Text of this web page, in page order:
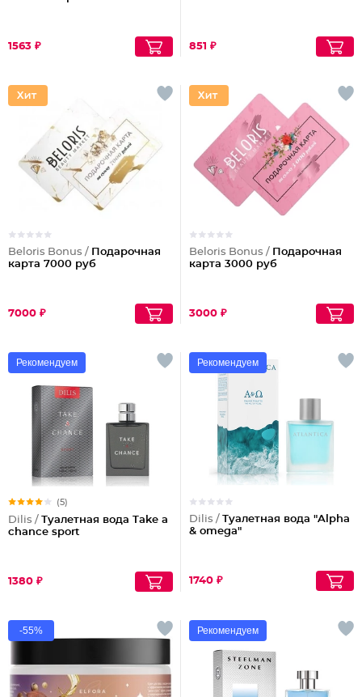
1563 ₽ 851 ₽
Beloris Bonus / Подарочная
карта 7000 руб
7000 ₽
Beloris Bonus / Подарочная
карта 3000 руб
3000 ₽
Рекомендуем
(5)
Dilis / Туалетная вода Take a
chance sport
1380 ₽
Рекомендуем
Dilis / Туалетная вода "Alpha
& omega"
1740 ₽
-55% Рекомендуем